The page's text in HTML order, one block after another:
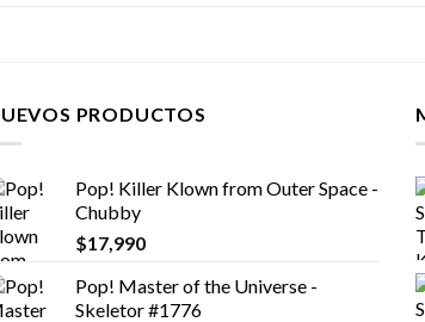
PRODUCTOS
Pop! Killer Klown from Outer Space -
Chubby
$17,990
Pop! Master of the Universe -
Skeletor #1776